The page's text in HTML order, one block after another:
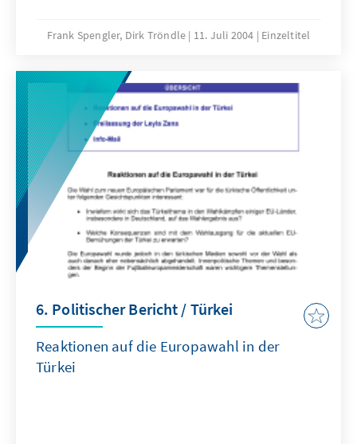
Frank Spengler, Dirk Tröndle 11. Juli 2004 Einzeltitel
6. Politischer Bericht / Türkei
Reaktionen auf die Europawahl in der
Türkei